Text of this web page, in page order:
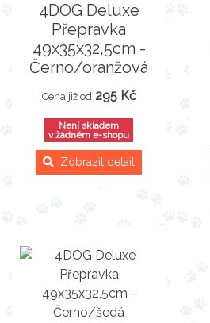
4DOG Deluxe
Přepravka
49x35x32,5cm -
Černo/oranžová
Cena již od 295 Kč
Není skladem
v žádném e-shopu
Zobrazit detail